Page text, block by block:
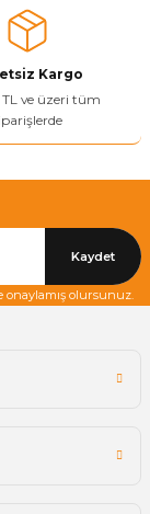
Kargo
ve üzeri tüm
Kaydet
onaylamış olursunuz.